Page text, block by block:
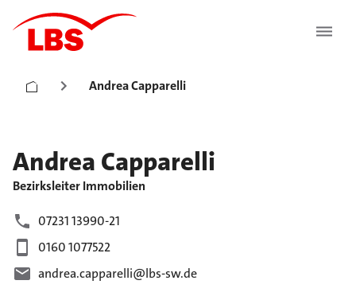
Andrea Capparelli
Andrea Capparelli
Bezirksleiter Immobilien
07231 13990-21
0160 1077522
andrea.capparelli@lbs-sw.de